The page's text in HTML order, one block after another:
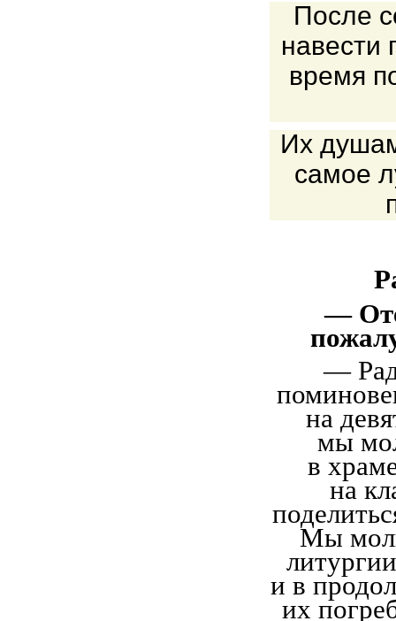
После
навести
время
Их
самое
—
—
на
мы
в
на
Мы
и в
их